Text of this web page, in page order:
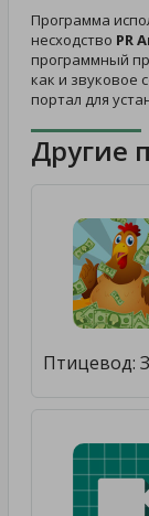
Программа
несходство PR
программный
как и звуковое
портал для
Другие